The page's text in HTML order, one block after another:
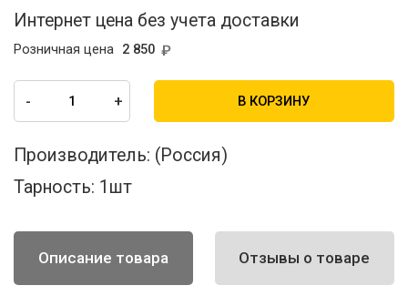
Интернет цена без учета доставки
2 850
Розничная цена
- + В КОРЗИНУ
Производитель: (Россия)
Тарность: 1шт
Описание товара Отзывы о товаре